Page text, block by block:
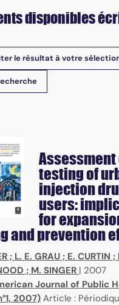
disponibles
le résultat à votre
Assessment
testing of
injection
users:
for
and prevention
; L. E. GRAU ; E. CURTIN ;
; M. SINGER | 2007
Journal of Public
2007) Article :